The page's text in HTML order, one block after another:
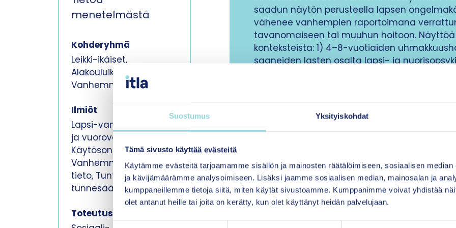
Suostumus Yksityiskohdat
Tämä sivusto käyttää evästeitä
Käytämme evästeitä tarjoamamme sisällön ja mainosten räätälöimiseen, sosiaalisen
ja kävijämäärämme analysoimiseen. Lisäksi jaamme sosiaalisen median, mainosalan ja
kumppaneillemme tietoja siitä, miten käytät sivustoamme. Kumppanimme voivat yhdistää
olet antanut heille tai joita on kerätty, kun olet käyttänyt heidän palvelujaan.
menetelmästä
Kohderyhmä
Leikki-ikäiset,
Alakouluikäiset,
Vanhemmat, Perhe
Ilmiöt
Lapsi-vanhempisuhde
ja vuorovaikutus,
Käytösongelmat,
Vanhemmuustaidot ja
tieto, Tunteet ja
tunnesäätely
Toteutuspaikka
saadun näytön perusteella lapsen
vähenee vanhempien raportoimana
tavanomaiseen tai muuhun hoitoon.
konteksteista: 1) 4–8-vuotiaiden
saaneiden lasten osalta lapsi- ja
3–12-vuotiaiden lasten osalta koulusta,
nuorisopsykiatriasta ja 3) 3–7-vuotiaiden
lasten osalta lastensuojelusta ja perheiden
vaikeampia lapsen käytösongelmat olivat,
vanhemmuusryhmillä oli. Tulosten
muutosten säilymisestä pidemmällä
osittain ristiriitaisia. Vaikuttavuustutkimukset
Suomessa ja Pohjoismaissa 2010-luvulla.